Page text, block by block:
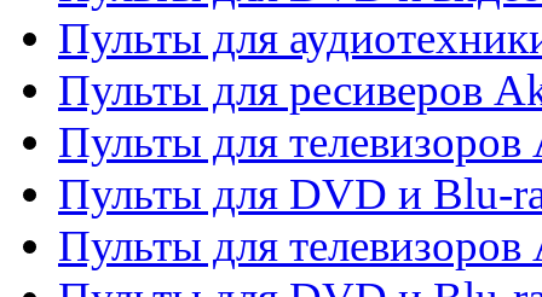
Пульты для
Пульты для ресиверов
Пульты для телевизоров
Пульты для DVD и Blu-
Пульты для